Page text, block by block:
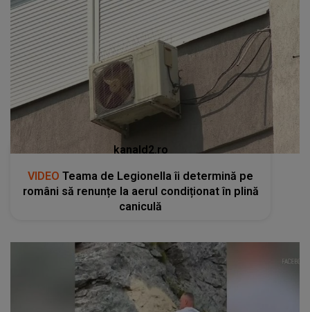
kanald2.ro
VIDEO Teama de Legionella îi determină pe
români să renunțe la aerul condiționat în plină
caniculă